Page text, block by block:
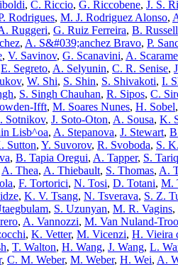
, C. Riccio, G. Riccobene, J. S.
Rodrigues, M. J. Rodriguez Alonso,
Ruggeri, G. Ruiz Ferreira, B. Russell
, A. S&#039;anchez Bravo, P.
, V. Savinov, G. Scanavini, A.
E. Segreto, A. Selyunin, C. R. Senise,
, W. Shi, S. Shin, S. Shivakoti, I.
, S. Singh Chauhan, R. Sipos, C.
Ifft, M. Soares Nunes, H. Sobel,
Sotnikov, J. Soto-Oton, A. Sousa, K.
Lisb^oa, A. Stepanova, J. Stewart,
Sutton, Y. Suvorov, R. Svoboda, S.
, B. Tapia Oregui, A. Tapper, S. Tariq
A. Thea, A. Thiebault, S. Thomas, A.
, F. Tortorici, N. Tosi, D. Totani, M.
, K. V. Tsang, N. Tsverava, S. Z.
, S. Uzunyan, M. R. Vagins,
, A. Vannozzi, M. Van Nuland-
, K. Vetter, M. Vicenzi, H. Vieira
, T. Walton, H. Wang, J. Wang, L.
, C. M. Weber, M. Weber, H. Wei, A.